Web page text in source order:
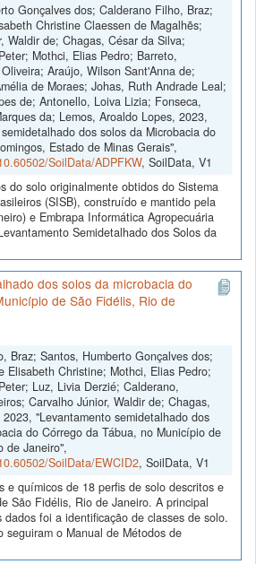
Gonçalves dos; Calderano Filho, Braz;
Christine Claessen de Magalhẽs;
Waldir de; Chagas, César da Silva;
Mothci, Elias Pedro; Barreto,
Araújo, Wilson Sant'Anna de;
de Moraes; Johas, Ruth Andrade Leal;
de; Antonello, Loiva Lizia; Fonseca,
da; Lemos, Aroaldo Lopes, 2023,
dos solos da Microbacia do
Estado de Minas Gerais",
SoilData/ADPFKW, SoilData, V1
do solo originalmente obtidos do Sistema
(SISB), construído e mantido pela
e Embrapa Informática Agropecuária
Semidetalhado dos Solos da
dos solos da microbacia do
de São Fidélis, Rio de
Braz; Santos, Humberto Gonçalves dos;
Elisabeth Christine; Mothci, Elias Pedro;
Luz, Livia Derzié; Calderano,
Carvalho Júnior, Waldir de; Chagas,
"Levantamento semidetalhado dos
do Córrego da Tábua, no Município de
de Janeiro",
SoilData/EWCID2, SoilData, V1
e químicos de 18 perfis de solo descritos e
São Fidélis, Rio de Janeiro. A principal
foi a identificação de classes de solo.
seguiram o Manual de Métodos de